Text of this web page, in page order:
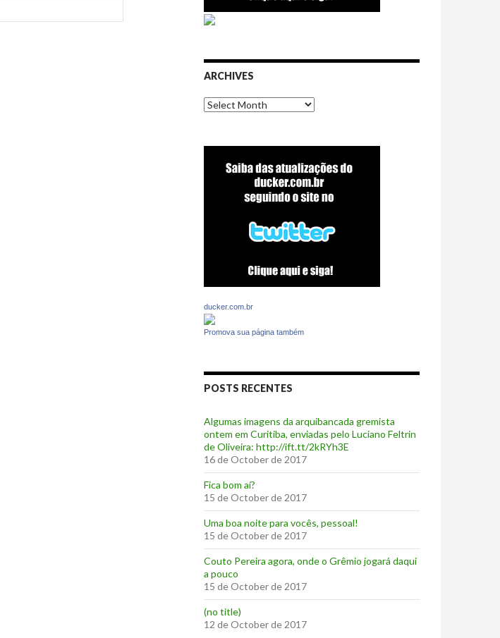
ARCHIVES
Archives
ducker.com.br
Promova sua página também
POSTS RECENTES
Algumas imagens da arquibancada gremista
ontem em Curitiba, enviadas pelo Luciano Feltrin
de Oliveira: http://ift.tt/2kRYh3E
16 de October de 2017
‪Fica bom aí?‬
15 de October de 2017
Uma boa noite para vocês, pessoal!
15 de October de 2017
‪Couto Pereira agora, onde o Grêmio jogará daqui
a pouco ‬
15 de October de 2017
(no title)
12 de October de 2017